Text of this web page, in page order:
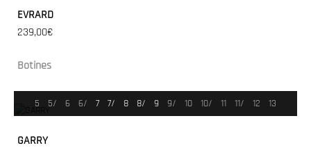
EVRARD
239,00€
Botines
5 5/ 6 6/ 7 7/ 8 8/ 9 9/ 10 10/ 11 11/ 12 13
GARRY